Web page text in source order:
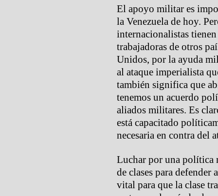
El apoyo militar es
la Venezuela de hoy.
internacionalistas
trabajadoras de otros
Unidos, por la ayuda
al ataque imperialista
también significa que
tenemos un acuerdo
aliados militares. Es
está capacitado
necesaria en contra del
Luchar por una política
de clases para defender
vital para que la clase